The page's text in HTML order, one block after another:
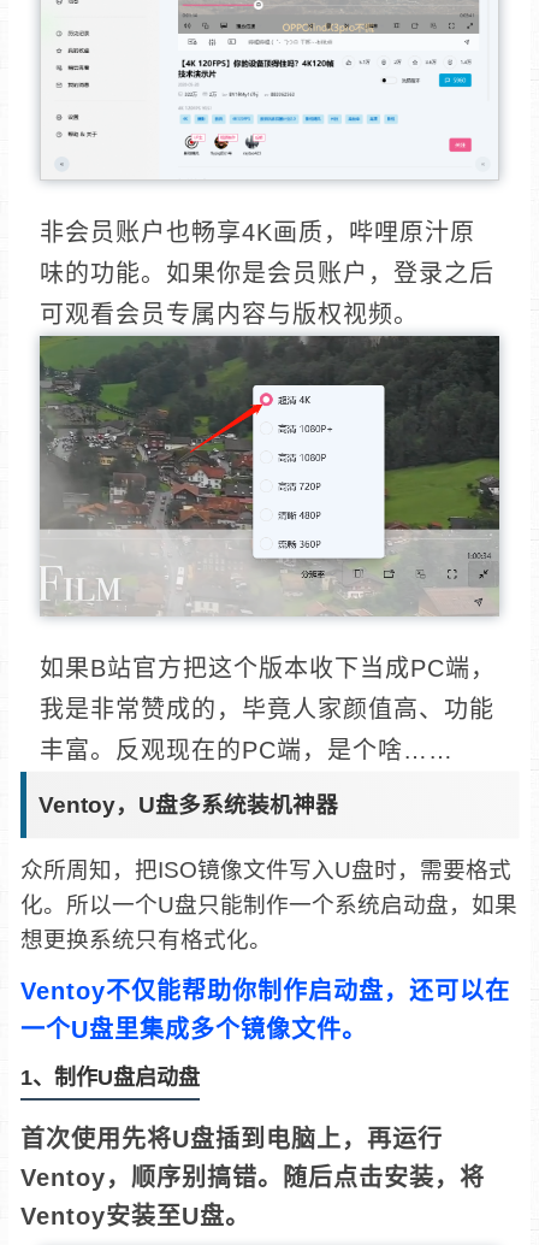
非会员账户也畅享4K画质，哔哩原汁原
味的功能。如果你是会员账户，登录之后
可观看会员专属内容与版权视频。
如果B站官方把这个版本收下当成PC端，
我是非常赞成的，毕竟人家颜值高、功能
丰富。反观现在的PC端，是个啥……
Ventoy，U盘多系统装机神器
众所周知，把ISO镜像文件写入U盘时，需要格式
化。所以一个U盘只能制作一个系统启动盘，如果
想更换系统只有格式化。
Ventoy不仅能帮助你制作启动盘，还可以在
一个U盘里集成多个镜像文件。
1、制作U盘启动盘
首次使用先将U盘插到电脑上，再运行
Ventoy，顺序别搞错。随后点击安装，将
Ventoy安装至U盘。